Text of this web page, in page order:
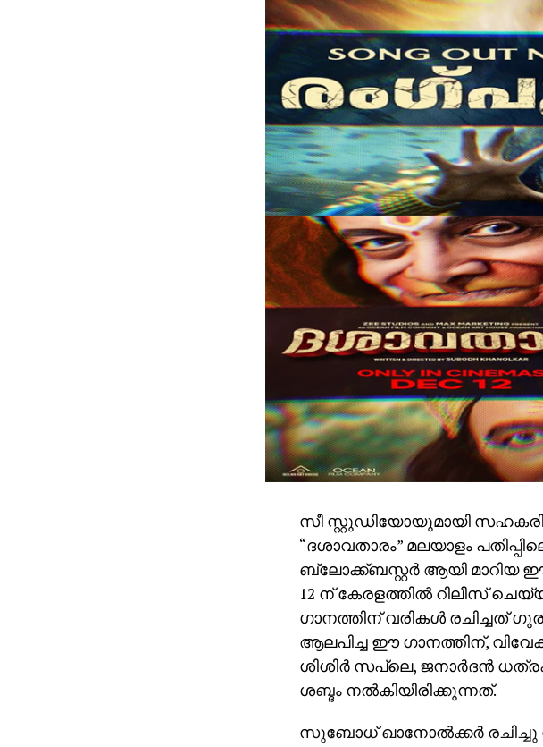
സീ സ്റ്റുഡിയോയുമായി
“ദശാവതാരം” മലയാളം
ബ്ലോക്ക്ബസ്റ്റർ ആയി മാറിയ ഈ
12 ന് കേരളത്തിൽ റിലീസ്
ഗാനത്തിന് വരികൾ രചിച്ചത്
ആലപിച്ച ഈ ഗാനത്തിന്,
ശിശിർ സപ്ലെ, ജനാർദൻ
ശബ്ദം നൽകിയിരിക്കുന്നത്.
സുബോധ് ഖാനോൽക്കർ രചിച്ചു